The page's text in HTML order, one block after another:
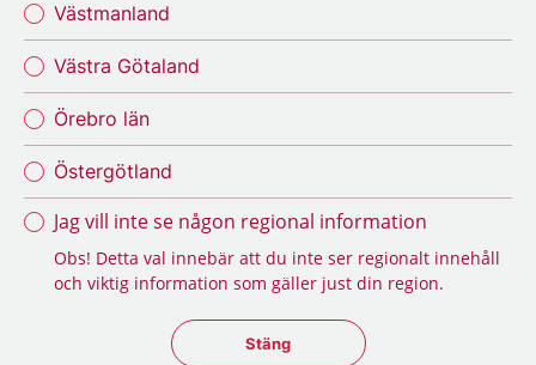
Västmanland
Västra Götaland
Örebro län
Östergötland
Jag vill inte se någon regional information
Obs! Detta val innebär att du inte ser regionalt innehåll
och viktig information som gäller just din region.
Stäng regionsväljaren
Stäng